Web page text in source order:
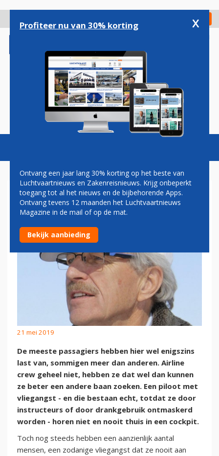
gaan
Check in
Magazine Podcasts Vacatures
PAUL GROVE: VLIEGANGST
21 mei 2019
De meeste passagiers hebben hier wel enigszins
last van, sommigen meer dan anderen. Airline
crew geheel niet, hebben ze dat wel dan kunnen
ze beter een andere baan zoeken. Een piloot met
vliegangst - en die bestaan echt, totdat ze door
instructeurs of door drankgebruik ontmaskerd
worden - horen niet en nooit thuis in een cockpit.
Toch nog steeds hebben een aanzienlijk aantal
mensen, een zodanige vliegangst dat ze nooit aan
Profiteer nu van 30% korting x
Ontvang een jaar lang 30% korting op het beste van
Luchtvaartnieuws en Zakenreisnieuws. Krijg onbeperkt
toegang tot al het nieuws en de bijbehorende Apps.
Ontvang tevens 12 maanden het Luchtvaartnieuws
Magazine in de mail of op de mat.
Bekijk aanbieding